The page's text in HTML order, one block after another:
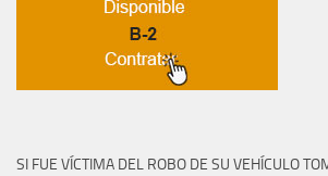
SI FUE VÍCTIMA DEL ROBO DE SU VEHÍCULO